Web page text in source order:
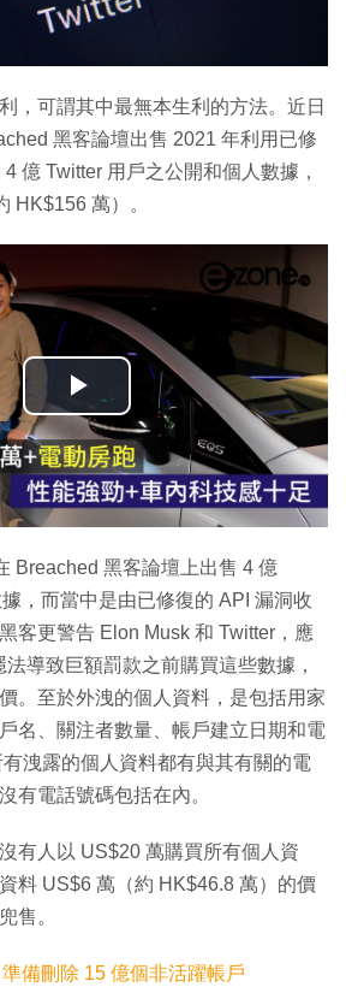
，可謂其中最無本生利的方法。近日
黑客論壇出售 2021 年利用已修
億 Twitter 用戶之公開和個人數據，
HK$156 萬）。
播
放
影
片
Breached 黑客論壇上出售 4 億
，而當中是由已修復的 API 漏洞收
客更警告 Elon Musk 和 Twitter，應
導致巨額罰款之前購買這些數據，
。至於外洩的個人資料，是包括用家
名、關注者數量、帳戶建立日期和電
洩露的個人資料都有與其有關的電
有電話號碼包括在內。
有人以 US$20 萬購買所有個人資
料 US$6 萬（約 HK$46.8 萬）的價
售。
備刪除 15 億個非活躍帳戶